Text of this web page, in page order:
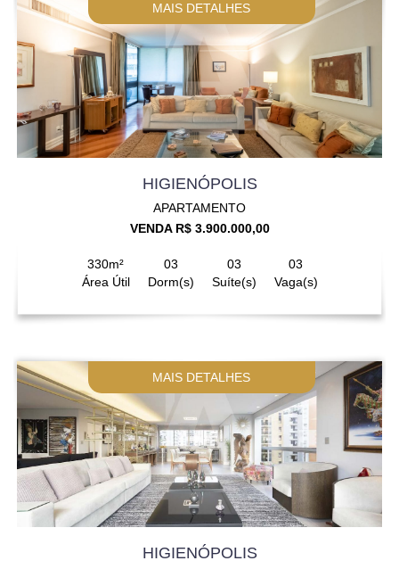
MAIS DETALHES
HIGIENÓPOLIS
APARTAMENTO
VENDA R$ 3.900.000,00
330m²
Área Útil
03
Dorm(s)
03
Suíte(s)
03
Vaga(s)
MAIS DETALHES
HIGIENÓPOLIS